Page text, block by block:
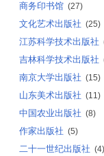
商务印书馆 (27)
文化艺术出版社 (25)
江苏科学技术出版社
吉林科学技术出版社
南京大学出版社 (15)
山东美术出版社 (11)
中国农业出版社 (8)
作家出版社 (5)
二十一世纪出版社 (4)